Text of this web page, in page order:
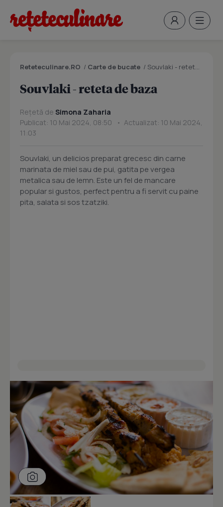
Reteteculinare.RO / Carte de bucate / Souvlaki - reteta de baza
Souvlaki - reteta de baza
Rețetă de Simona Zaharia
Publicat: 10 Mai 2024, 08:50 • Actualizat: 10 Mai 2024,
11:03
Souvlaki, un delicios preparat grecesc din carne
marinata de miel sau de pui, gatita pe vergea
metalica sau de lemn. Este un fel de mancare
popular si gustos, perfect pentru a fi servit cu paine
pita, salata si sos tzatziki.